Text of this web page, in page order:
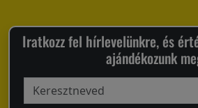
Iratkozz fel hírlevelünkre, és
ajándékozunk